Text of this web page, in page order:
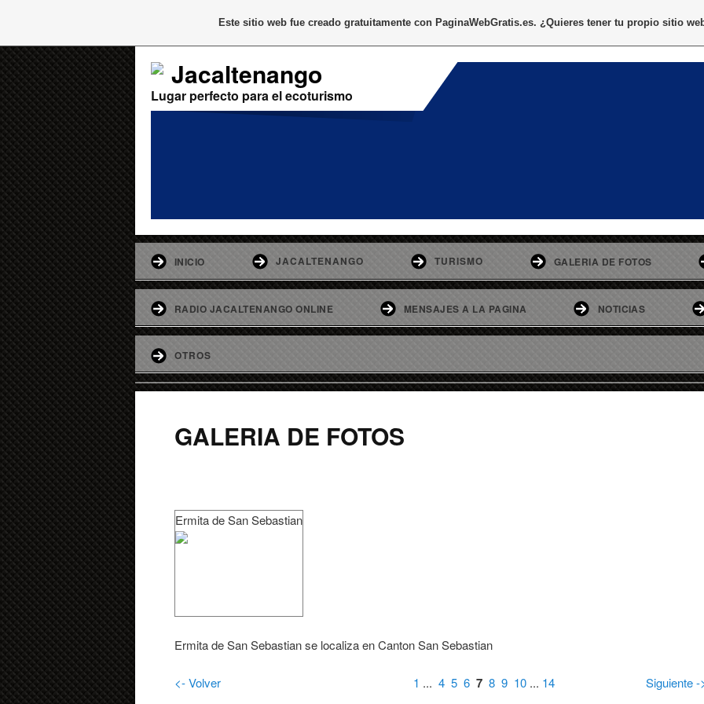
Jacaltenango
Lugar perfecto para el ecoturismo
INICIO JACALTENANGO TURISMO GALERIA DE FOTOS
RADIO JACALTENANGO ONLINE MENSAJES A LA PAGINA NOTICIAS
OTROS
GALERIA DE FOTOS
Ermita de San Sebastian
Ermita de San Sebastian se localiza en Canton San Sebastian
<- Volver 1 ... 4 5 6 7 8 9 10 ... 14 Siguiente -
Este sitio web fue creado gratuitamente con PaginaWebGratis.es. ¿Quieres tener tu propio sitio